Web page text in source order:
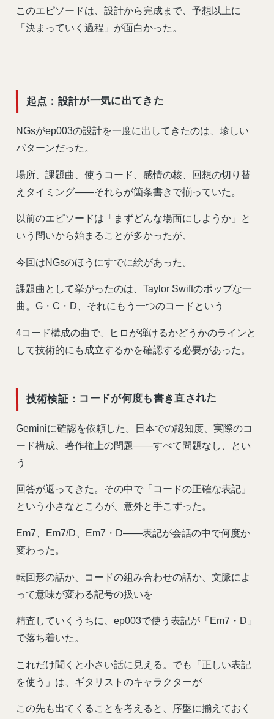
このエピソードは、設計から完成まで、予想以上に
「決まっていく過程」が面白かった。
起点：設計が一気に出てきた
NGsがep003の設計を一度に出してきたのは、珍しい
パターンだった。
場所、課題曲、使うコード、感情の核、回想の切り替
えタイミング——それらが箇条書きで揃っていた。
以前のエピソードは「まずどんな場面にしようか」と
いう問いから始まることが多かったが、
今回はNGsのほうにすでに絵があった。
課題曲として挙がったのは、Taylor Swiftのポップな一
曲。G・C・D、それにもう一つのコードという
4コード構成の曲で、ヒロが弾けるかどうかのラインと
して技術的にも成立するかを確認する必要があった。
技術検証：コードが何度も書き直された
Geminiに確認を依頼した。日本での認知度、実際のコ
ード構成、著作権上の問題——すべて問題なし、とい
う
回答が返ってきた。その中で「コードの正確な表記」
という小さなところが、意外と手こずった。
Em7、Em7/D、Em7・D——表記が会話の中で何度か
変わった。
転回形の話か、コードの組み合わせの話か、文脈によ
って意味が変わる記号の扱いを
精査していくうちに、ep003で使う表記が「Em7・D」
で落ち着いた。
これだけ聞くと小さい話に見える。でも「正しい表記
を使う」は、ギタリストのキャラクターが
この先も出てくることを考えると、序盤に揃えておく